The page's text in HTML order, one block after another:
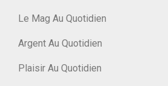
Le Mag Au Quotidien
Argent Au Quotidien
Plaisir Au Quotidien